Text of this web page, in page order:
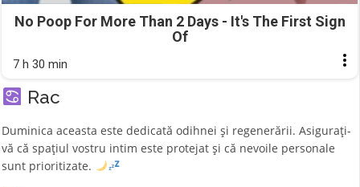
No Poop For More Than 2 Days - It's The First Sign
Of
7 h 30 min
Rac
Duminica aceasta este dedicată odihnei și regenerării. Asigurați-
vă că spațiul vostru intim este protejat și că nevoile personale
sunt prioritizate.